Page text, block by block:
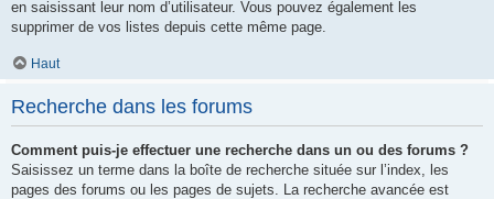
en saisissant leur nom d’utilisateur. Vous pouvez également les
supprimer de vos listes depuis cette même page.
Haut
Recherche dans les forums
Comment puis-je effectuer une recherche dans un ou des forums ?
Saisissez un terme dans la boîte de recherche située sur l’index, les
pages des forums ou les pages de sujets. La recherche avancée est